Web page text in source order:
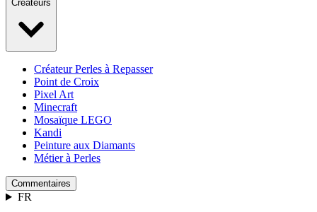
Créateurs
Créateur Perles à Repasser
Point de Croix
Pixel Art
Minecraft
Mosaïque LEGO
Kandi
Peinture aux Diamants
Métier à Perles
Commentaires
FR